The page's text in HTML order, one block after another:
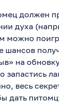
должен
духа
можно
шансов
на
весь
дать